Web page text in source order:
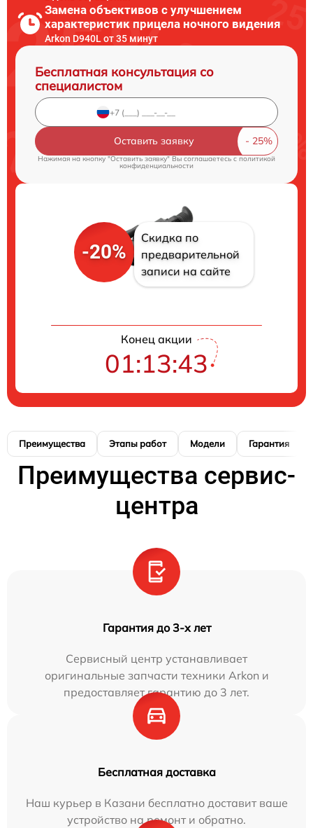
Замена объективов с улучшением
характеристик прицела ночного видения
Arkon D940L от 35 минут
Бесплатная консультация со
специалистом
Оставить заявку
Нажимая на кнопку "Оставить заявку" Вы соглашаетесь c политикой
конфиденциальности
-20%
Скидка по
предварительной
записи на сайте
Конец акции
01:13:42
Преимущества Этапы работ Модели Гарантия
Преимущества сервис-
центра
Гарантия до 3-х лет
Сервисный центр устанавливает
оригинальные запчасти техники Arkon и
предоставляет гарантию до 3 лет.
Бесплатная доставка
Наш курьер в Казани бесплатно доставит ваше
устройство на ремонт и обратно.